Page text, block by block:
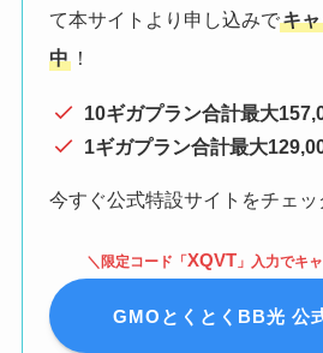
て本サイトより申し込みでキ
中 ！
10ギガプラン合計最大
1ギガプラン合計最大
今すぐ公式特設サイトをチェッ
＼限定コード「XQVT」入力でキ
GMOとくとくBB光 公